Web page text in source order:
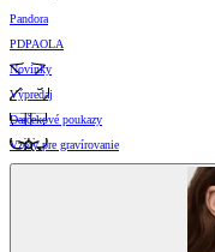
Pandora
PDPAOLA
Novinky
Výpredaj
Darčekové poukazy
Vzory pre gravírovanie